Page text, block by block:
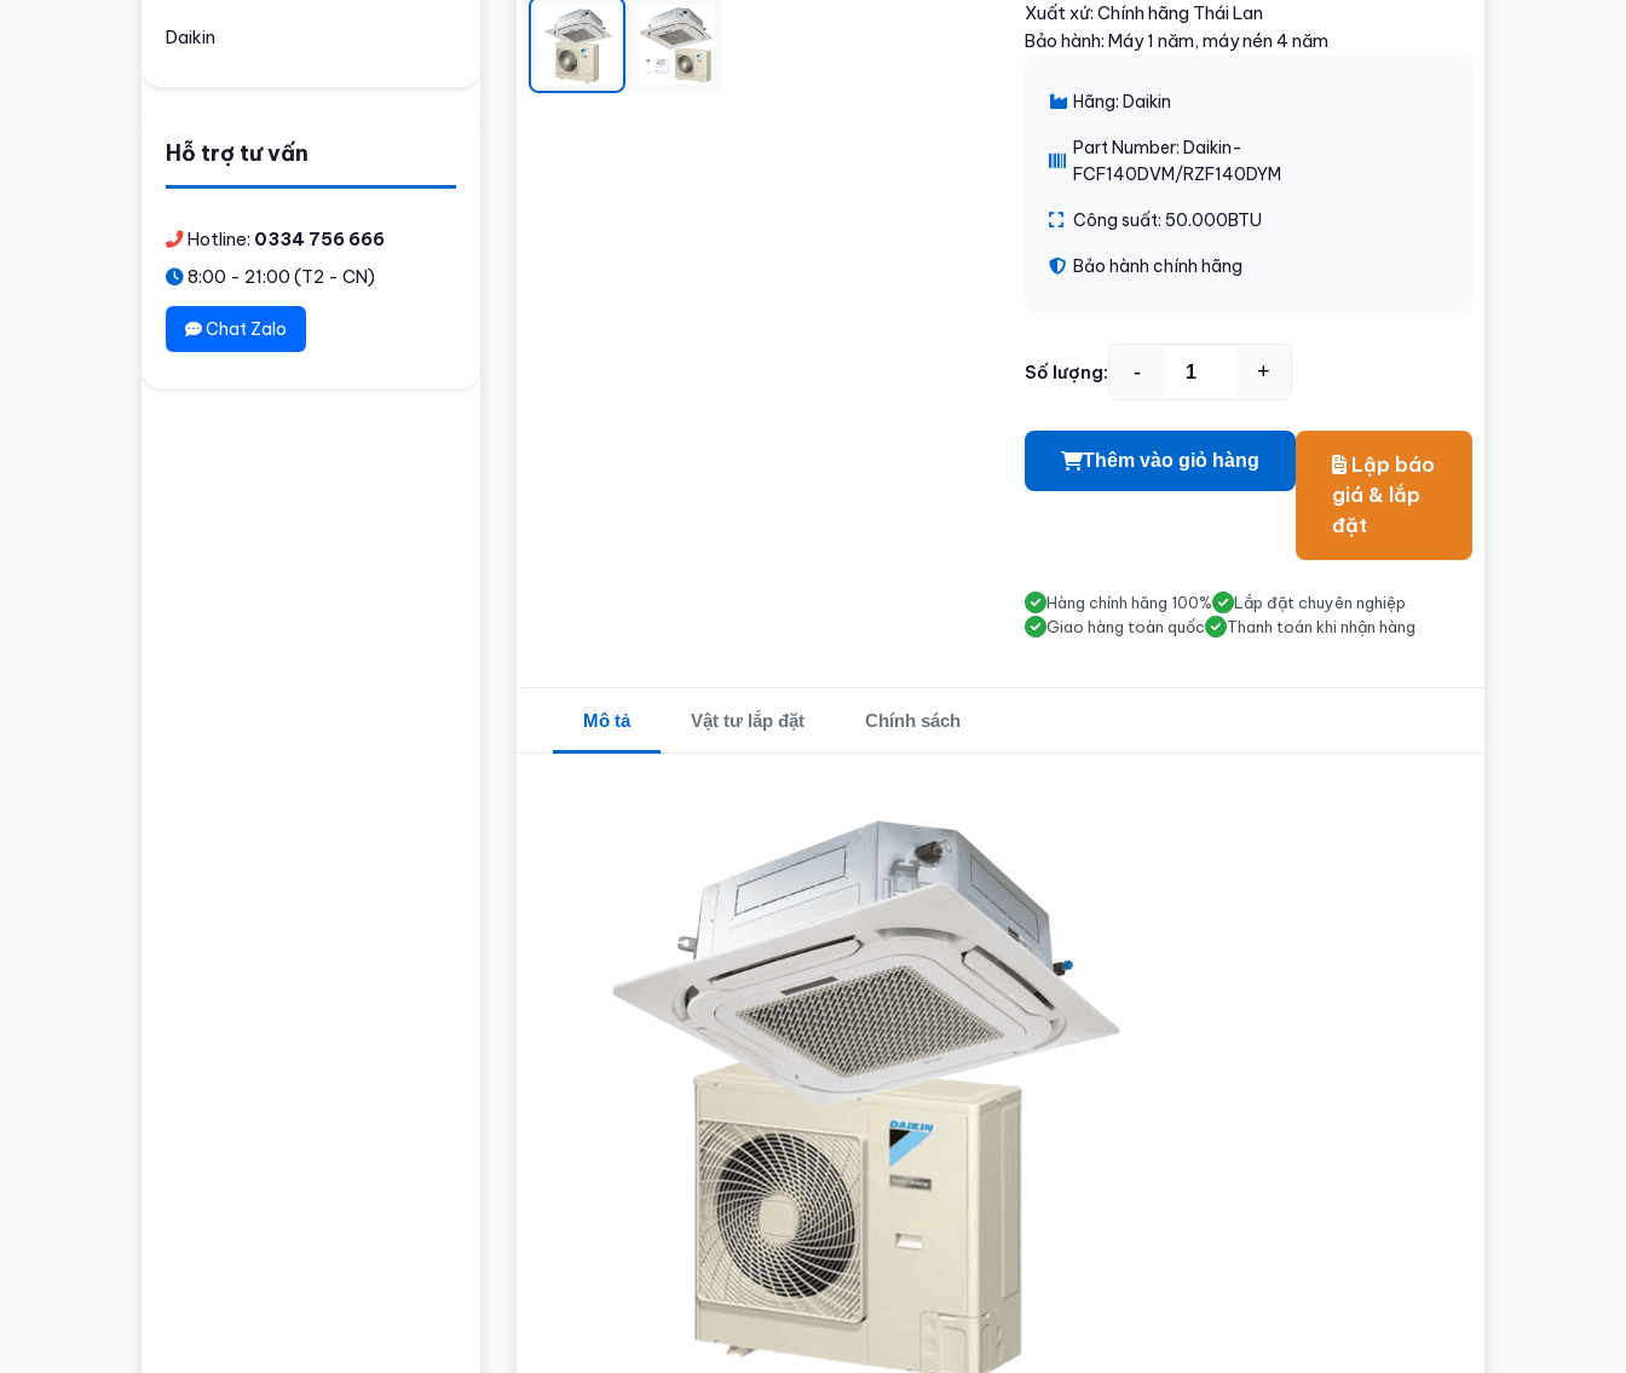
Daikin
Hỗ trợ tư vấn
Hotline: 0334 756 666
8:00 - 21:00 (T2 - CN)
Chat Zalo
Xuất xứ: Chính hãng Thái Lan
Bảo hành: Máy 1 năm, máy nén 4 năm
Hãng: Daikin
Part Number: Daikin-
FCF140DVM/RZF140DYM
Công suất: 50.000BTU
Bảo hành chính hãng
Số lượng: - +
Thêm vào giỏ hàng
Lập báo
giá & lắp
đặt
Hàng chính hãng 100%
Lắp đặt chuyên nghiệp
Giao hàng toàn quốc
Thanh toán khi nhận hàng
Mô tả Vật tư lắp đặt Chính sách